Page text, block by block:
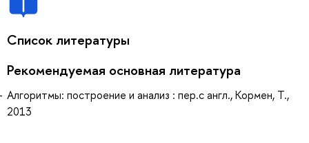
Список литературы
Рекомендуемая основная литература
Алгоритмы: построение и анализ : пер.с англ., Кормен, Т.,
2013